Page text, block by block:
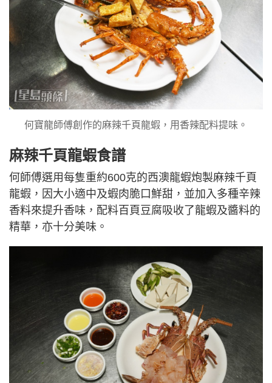
何寶龍師傅創作的麻辣千頁龍蝦，用香辣配料提味。
麻辣千頁龍蝦食譜
何師傅選用每隻重約600克的西澳龍蝦炮製麻辣千頁
龍蝦，因大小適中及蝦肉脆口鮮甜，並加入多種辛辣
香料來提升香味，配料百頁豆腐吸收了龍蝦及醬料的
精華，亦十分美味。